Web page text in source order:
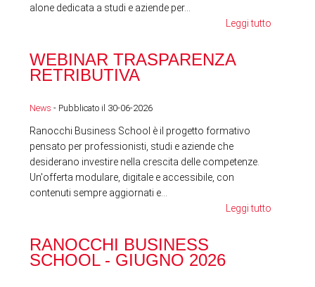
alone dedicata a studi e aziende per...
Leggi tutto
WEBINAR TRASPARENZA
RETRIBUTIVA
News - Pubblicato il 30-06-2026
Ranocchi Business School è il progetto formativo
pensato per professionisti, studi e aziende che
desiderano investire nella crescita delle competenze.
Un'offerta modulare, digitale e accessibile, con
contenuti sempre aggiornati e...
Leggi tutto
RANOCCHI BUSINESS
SCHOOL - GIUGNO 2026